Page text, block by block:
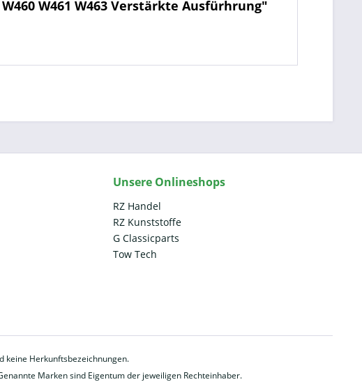
W461 W463 Verstärkte Ausfürhrung"
Unsere Onlineshops
RZ Handel
RZ Kunststoffe
G Classicparts
Tow Tech
keine Herkunftsbezeichnungen.
Marken sind Eigentum der jeweiligen Rechteinhaber.